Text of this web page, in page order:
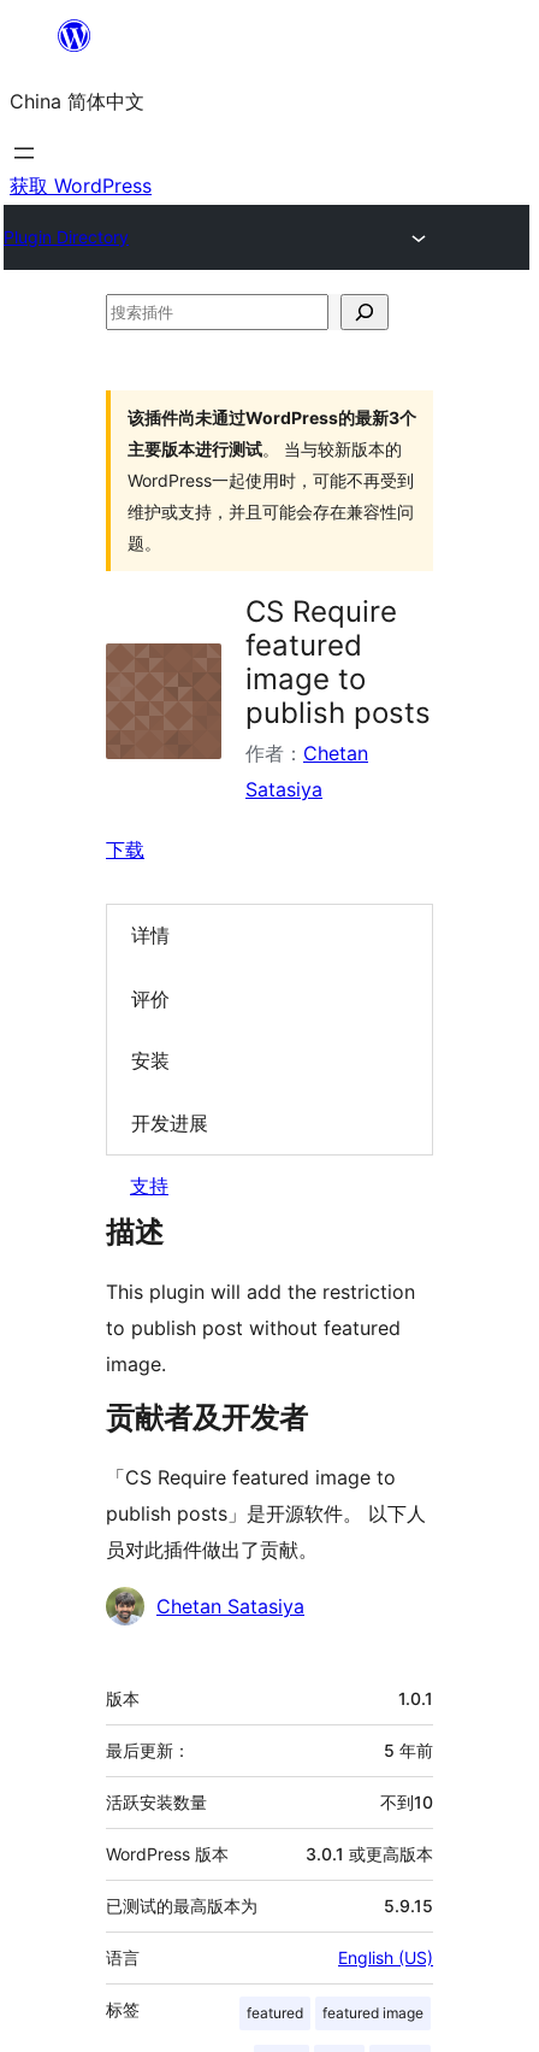
内
容
China 简体中文
获取 WordPress
Plugin Directory
搜
该插件尚未通过WordPress的最新3个
主要版本进行测试。 当与较新版本的
WordPress一起使用时，可能不再受到
维护或支持，并且可能会存在兼容性问
题。
CS Require
featured
image to
publish posts
作者： Chetan
Satasiya
下载
详情
评价
安装
开发进展
支持
描述
This plugin will add the restriction
to publish post without featured
image.
贡献者及开发者
「CS Require featured image to
publish posts」是开源软件。 以下人
员对此插件做出了贡献。
贡
Chetan Satasiya
额
外
信
息
版本 1.0.1
最后更新： 5 年前
活跃安装数量 不到10
WordPress 版本 3.0.1 或更高版本
已测试的最高版本为 5.9.15
语言 English (US)
标签 featured featured image